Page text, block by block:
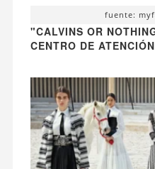
fuente:
"CALVINS OR
CENTRO DE ATENCIÓN